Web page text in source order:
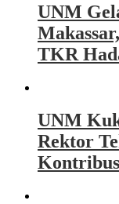
UNM
TKR
UNM
Rektor